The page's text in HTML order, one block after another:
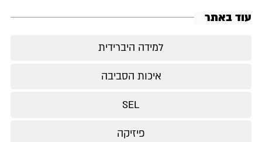
עוד באתר
למידה היברידית
איכות הסביבה
SEL
פיזיקה